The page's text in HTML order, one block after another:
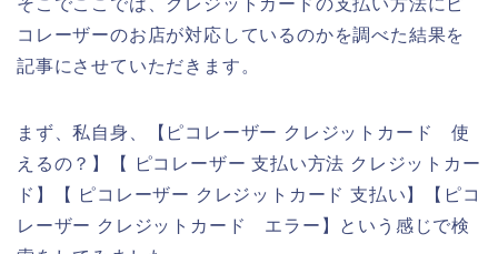
そこでここでは、クレジットカードの支払い方法にピ
コレーザーのお店が対応しているのかを調べた結果を
記事にさせていただきます。
まず、私自身、【ピコレーザー クレジットカード 使
えるの？】【 ピコレーザー 支払い方法 クレジットカー
ド】【 ピコレーザー クレジットカード 支払い】【ピコ
レーザー クレジットカード エラー】という感じで検